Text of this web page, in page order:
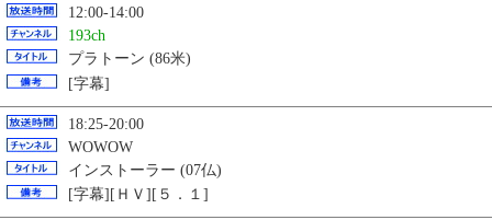
12:00-14:00
193ch
プラトーン (86米)
[字幕]
18:25-20:00
WOWOW
インストーラー (07仏)
[字幕][ＨＶ][５．１]